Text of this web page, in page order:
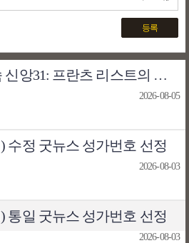
등록
신앙 속 예술, 예술 속 신앙31: 프란츠 리스트의 새들에게 강론하는 아시시의 성 프란치스코
2026-08-05
수정 굿뉴스 성가번호 선정
2026-08-03
통일 굿뉴스 성가번호 선정
2026-08-03